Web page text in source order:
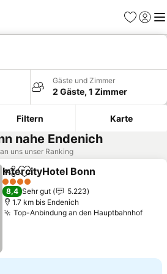
Favoriten
Gäste und Zimmer
2 Gäste, 1 Zimmer
Filtern Karte
nahe Endenich
uns unser Ranking
TeilenZu Favoriten hinzufügen
IntercityHotel Bonn
4 Sterne
8,4 Sehr gut
5.223
1.7 km bis Endenich
Top-Anbindung an den Hauptbahnhof